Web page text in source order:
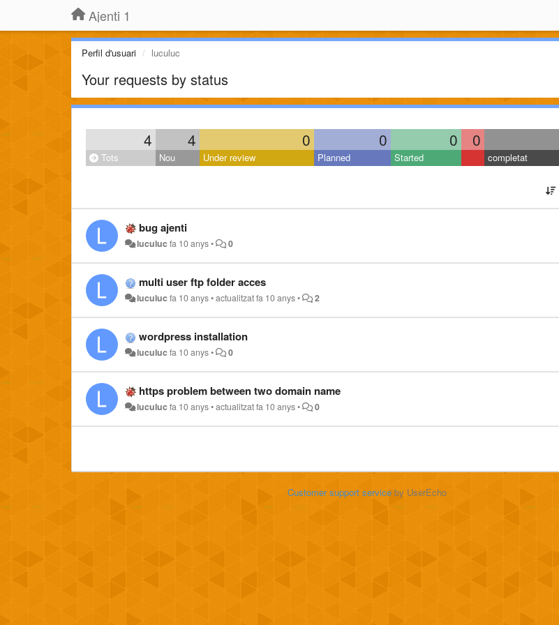
Ajenti 1
Perfil d'usuari luculuc
Your requests by status
4 4 0 0 0 0
Tots Nou Under review Planned Started completat
bug ajenti
luculucfa 10 anys• 0
multi user ftp folder acces
luculucfa 10 anys•actualitzatfa 10 anys• 2
wordpress installation
luculucfa 10 anys• 0
https problem between two domain name
luculucfa 10 anys•actualitzatfa 10 anys• 0
Customer support serviceby UserEcho